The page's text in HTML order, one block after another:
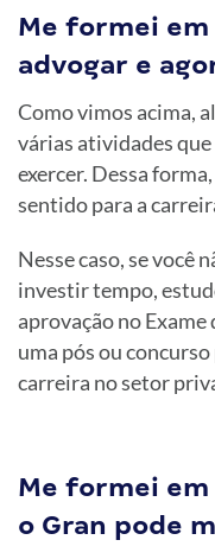
Me formei
advogar e
Como vimos acima,
várias atividades
exercer. Dessa
sentido para a
Nesse caso, se você
investir tempo,
aprovação no
uma pós ou
carreira no setor
Me formei
o Gran pode